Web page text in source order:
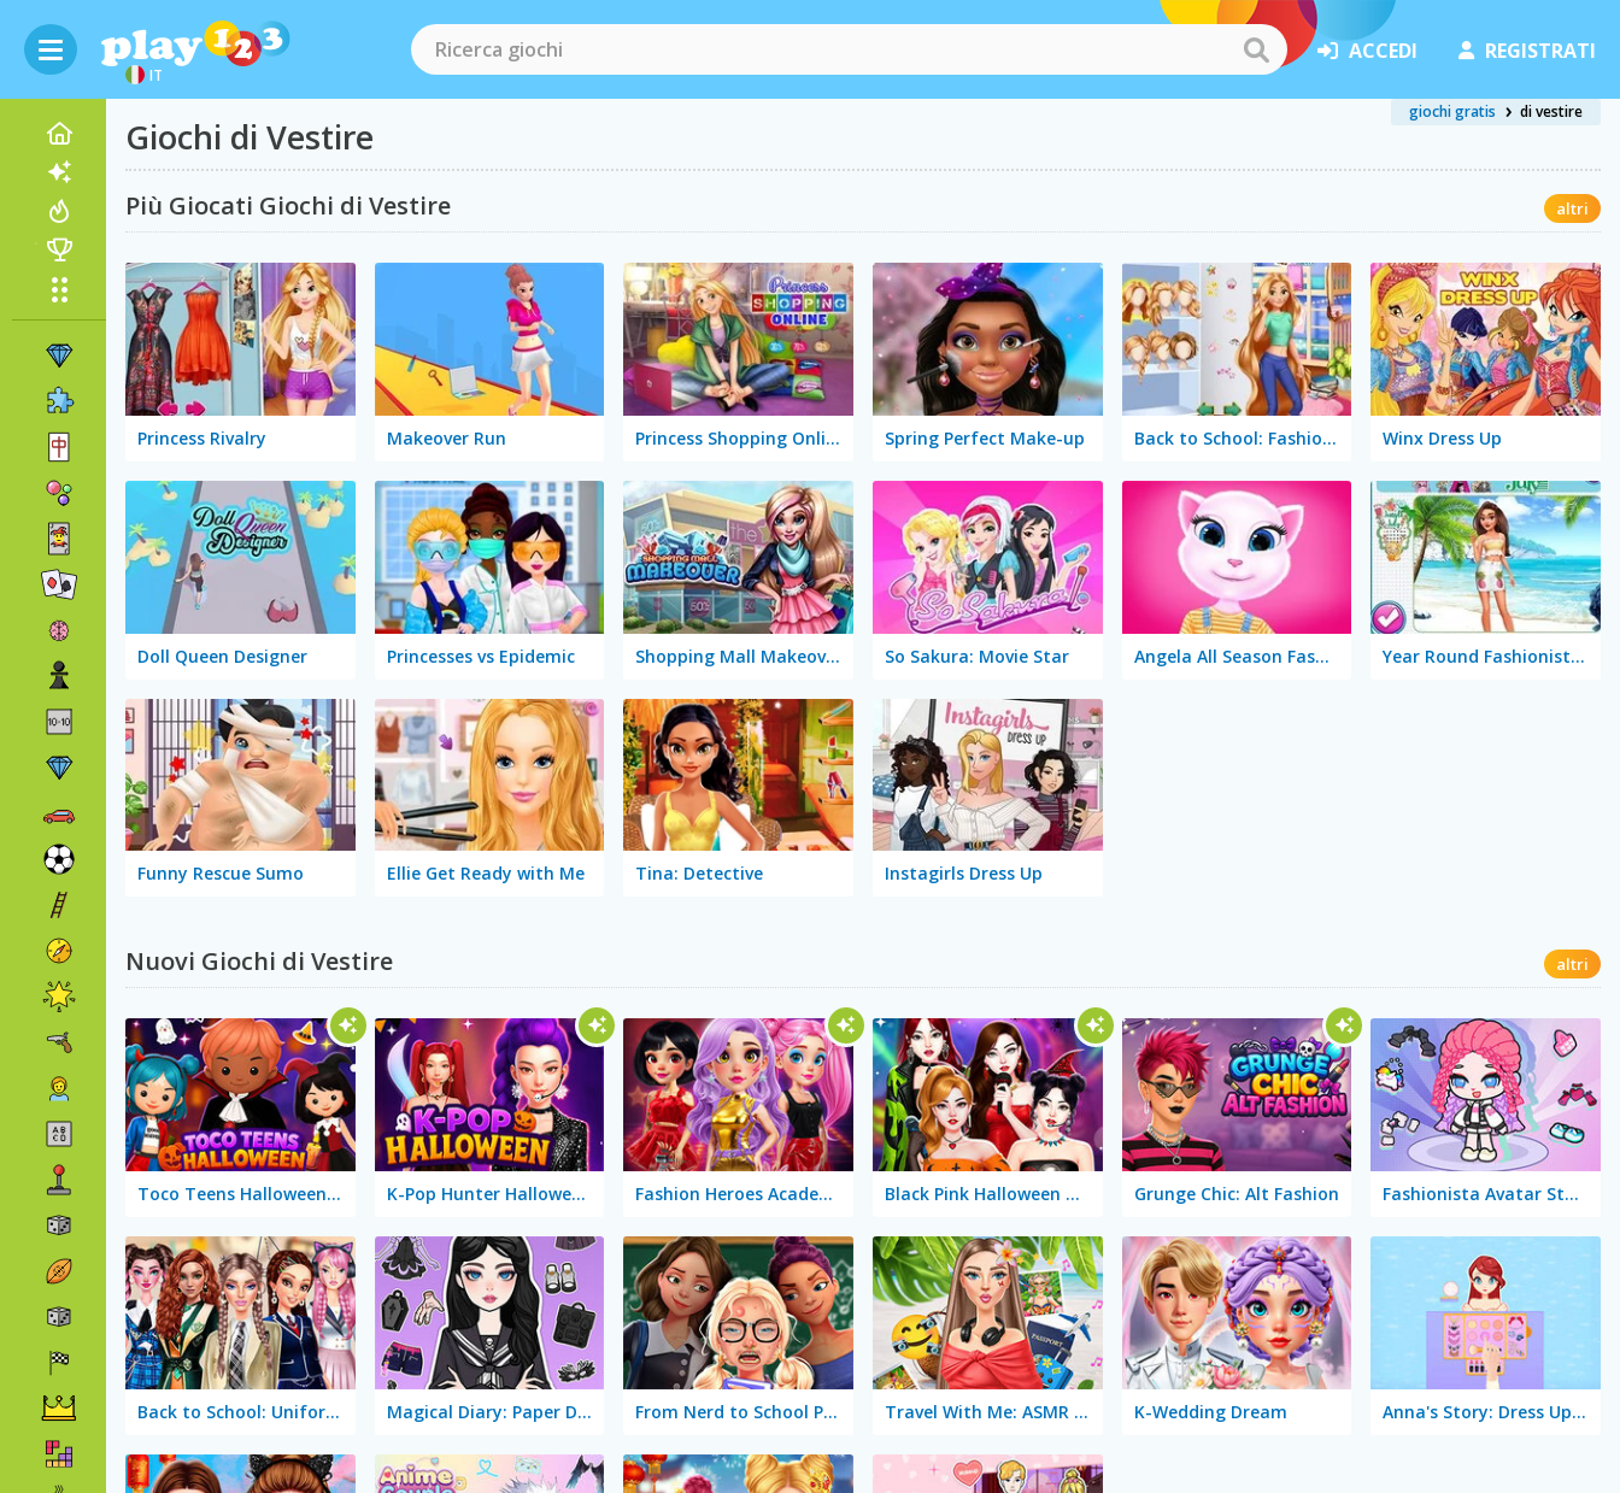
IT
ACCEDI REGISTRATI
Giochi di Vestire
giochi gratis di vestire
Più Giocati Giochi di Vestire altri
Princess Rivalry Makeover Run Princess Shopping Online Spring Perfect Make-up Back to School: Fashionistas Winx Dress Up
Doll Queen Designer Princesses vs Epidemic Shopping Mall Makeover So Sakura: Movie Star Angela All Season Fashion Year Round Fashionista: Curly
Funny Rescue Sumo Ellie Get Ready with Me Tina: Detective Instagirls Dress Up
Nuovi Giochi di Vestire altri
Toco Teens Halloween Party K-Pop Hunter Halloween Fashion Fashion Heroes Academy Black Pink Halloween Concert Grunge Chic: Alt Fashion Fashionista Avatar Studio Dress Up
Back to School: Uniforms Edition Magical Diary: Paper Dress Up From Nerd to School Popular Travel With Me: ASMR Edition K-Wedding Dream Anna's Story: Dress Up DIY